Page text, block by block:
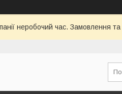
неробочий час. Замовлення